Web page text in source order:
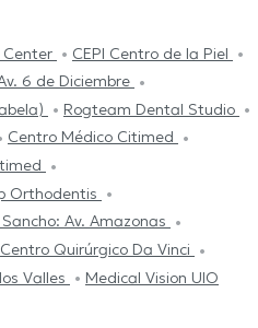
Center
CEPI Centro de la Piel
6 de Diciembre
Rogteam Dental Studio
Centro Médico Citimed
Orthodentis
Av. Amazonas
Centro Quirúrgico Da Vinci
Valles Medical Vision UIO